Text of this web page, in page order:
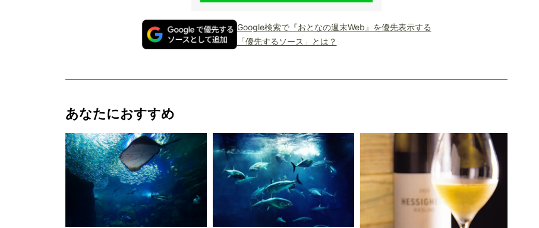
Google検索で『おとなの週末Web』を優先表示する
「優先するソース」とは？
あなたにおすすめ